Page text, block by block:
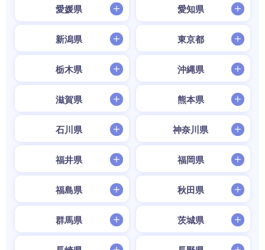
愛媛県 愛知県
新潟県 東京都
栃木県 沖縄県
滋賀県 熊本県
石川県 神奈川県
福井県 福岡県
福島県 秋田県
群馬県 茨城県